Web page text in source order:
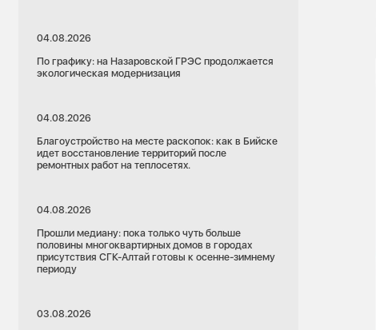
04.08.2026
По графику: на Назаровской ГРЭС продолжается
экологическая модернизация
04.08.2026
Благоустройство на месте раскопок: как в Бийске
идет восстановление территорий после
ремонтных работ на теплосетях.
04.08.2026
Прошли медиану: пока только чуть больше
половины многоквартирных домов в городах
присутствия СГК-Алтай готовы к осенне-зимнему
периоду
03.08.2026